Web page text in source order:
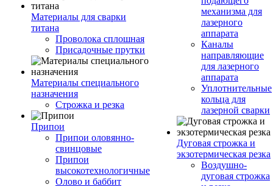
Материалы для сварки
титана
Проволока сплошная
Присадочные прутки
Материалы специального
назначения
Строжка и резка
Припои
Припои оловянно-
свинцовые
Припои
высокотехнологичные
Олово и баббит
механизма для
лазерного
аппарата
Каналы
направляющие
для лазерного
аппарата
Уплотнительные
кольца для
лазерной сварки
Дуговая строжка и
экзотермическая резка
Воздушно-
дуговая строжка